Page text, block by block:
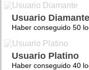
Usuario Diamante
Haber conseguido 50
Usuario Platino
Haber conseguido 40